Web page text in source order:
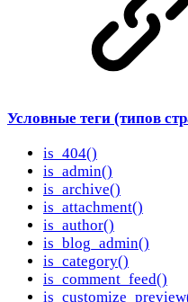
Условные теги (типов
is_404()
is_admin()
is_archive()
is_attachment()
is_author()
is_blog_admin()
is_category()
is_comment_feed()